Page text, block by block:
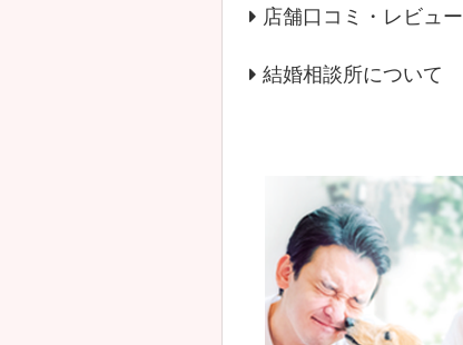
店舗口コミ・レビュー
結婚相談所について